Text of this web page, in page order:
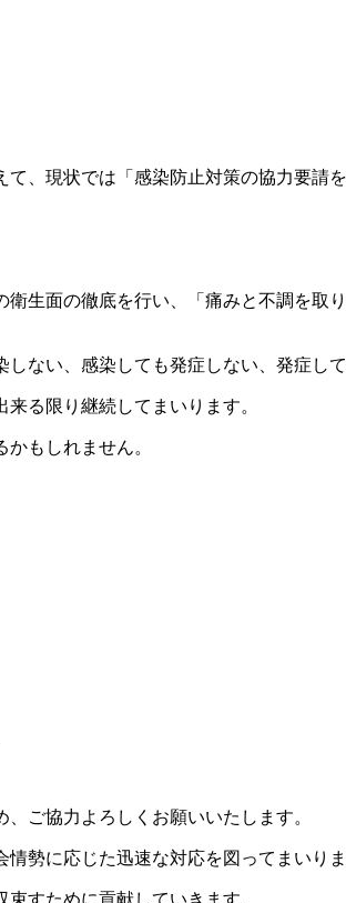
、現状では「感染防止対策の協力要請
生面の徹底を行い、「痛みと不調を
ない、感染しても発症しない、発症し
る限り継続してまいります。
もしれません。
ご協力よろしくお願いいたします。
勢に応じた迅速な対応を図ってまいり